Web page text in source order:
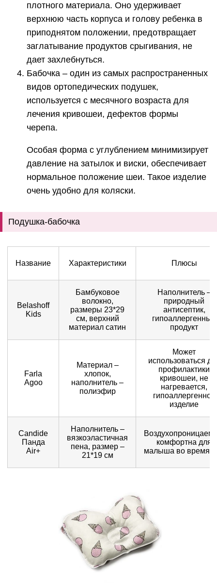
плотного материала. Оно удерживает
верхнюю часть корпуса и голову ребенка в
приподнятом положении, предотвращает
заглатывание продуктов срыгивания, не
дает захлебнуться.
Бабочка – один из самых распространенных
видов ортопедических подушек,
используется с месячного возраста для
лечения кривошеи, дефектов формы
черепа.
Особая форма с углублением минимизирует
давление на затылок и виски, обеспечивает
нормальное положение шеи. Такое изделие
очень удобно для коляски.
Подушка-бабочка
Название Характеристики Плюсы
Belashoff
Kids
Бамбуковое
волокно,
размеры 23*29
см, верхний
материал сатин
Наполнитель –
природный
антисептик,
гипоаллергенный
продукт
Farla
Agoo
Материал –
хлопок,
наполнитель –
полиэфир
Может
использоваться
профилактики
кривошеи, не
нагревается,
гипоаллергенное
изделие
Candide
Панда
Air+
Наполнитель –
вязкоэластичная
пена, размер –
21*19 см
комфортна для
малыша во время